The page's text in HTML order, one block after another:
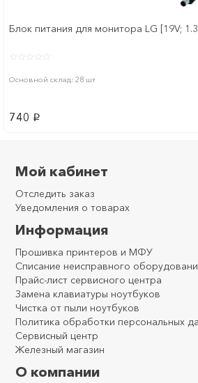
Блок питания для монитора LG [19V;
Основной склад: 28 шт
740 p
Мой кабинет
Отследить заказ
Уведомления о товарах
Информация
Прошивка принтеров и МФУ
Списание неисправного
Прайс-лист сервисного центра
Замена клавиатуры ноутбуков
Чистка от пыли ноутбуков
Политика обработки персональных
Сервисный центр
Железный магазин
О компании